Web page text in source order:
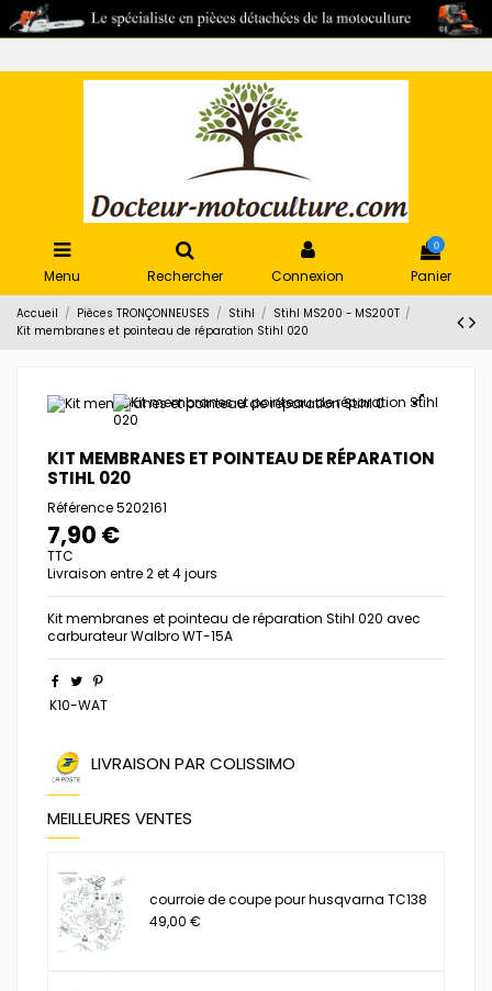
Menu Rechercher Connexion
0
Panier
Accueil Pièces TRONÇONNEUSES Stihl
Stihl MS200 - MS200T
Kit membranes et pointeau de réparation Stihl 020
KIT MEMBRANES ET POINTEAU DE RÉPARATION
STIHL 020
Référence5202161
7,90 €
TTC
Livraison entre 2 et 4 jours
Kit membranes et pointeau de réparation Stihl 020 avec
carburateur Walbro WT-15A
K10-WAT
LIVRAISON PAR COLISSIMO
MEILLEURES VENTES
courroie de coupe pour husqvarna TC138
49,00 €